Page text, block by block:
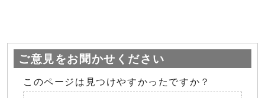
ご意見をお聞かせください
このページは見つけやすかったですか？